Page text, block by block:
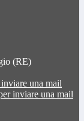
(RE)
una mail
inviare una mail